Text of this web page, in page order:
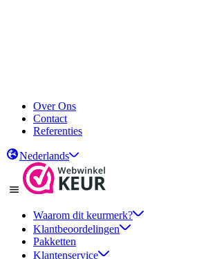
Over Ons
Contact
Referenties
Nederlands
Waarom dit keurmerk?
Klantbeoordelingen
Pakketten
Klantenservice